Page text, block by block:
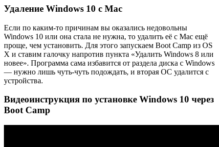
Удаление Windows 10 с Mac
Если по каким-то причинам вы оказались недовольны
Windows 10 или она стала не нужна, то удалить её с Mac ещё
проще, чем установить. Для этого запускаем Boot Camp из OS
X и ставим галочку напротив пункта «Удалить Windows 8 или
новее». Программа сама избавится от раздела диска с Windows
— нужно лишь чуть-чуть подождать, и вторая ОС удалится с
устройства.
Видеоинструкция по установке Windows 10 через
Boot Camp